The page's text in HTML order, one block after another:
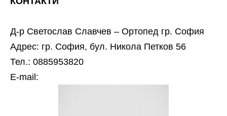
Д-р Светослав Славчев – Ортопед гр. София
Адрес: гр. София, бул. Никола Петков 56
Тел.: 0885953820
Е-mail: